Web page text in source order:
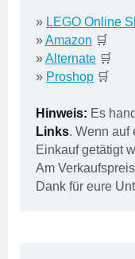
» LEGO Online
»Amazon 🛒
»Alternate 🛒
» Proshop 🛒
Hinweis: Es
Links. Wenn auf
Einkauf getätigt
Am
Dank für eure